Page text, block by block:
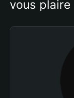
vous plaire